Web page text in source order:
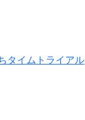
タイムトライアル